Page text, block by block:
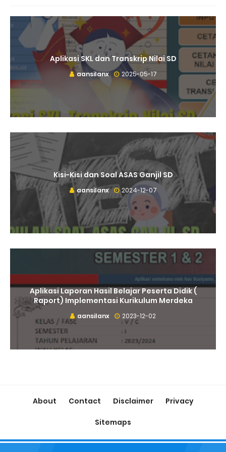
Aplikasi SKL dan Transkrip Nilai SD
aansilanx 2025-05-17
Kisi-Kisi dan Soal ASAS Ganjil SD
aansilanx 2024-12-07
Aplikasi Laporan Hasil Belajar Peserta Didik (
Raport) Implementasi Kurikulum Merdeka
aansilanx 2023-12-02
About Contact Disclaimer Privacy
Sitemaps